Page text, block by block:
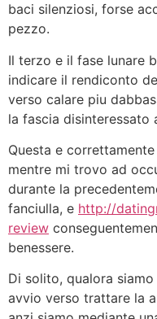
baci silenziosi, forse
pezzo.
Il terzo e il fase lunare
indicare il rendiconto
verso calare piu
la fascia disinteressato
Questa e
mentre mi trovo ad
durante la
fanciulla, e http://
review
benessere.
Di solito, qualora
avvio verso trattare la